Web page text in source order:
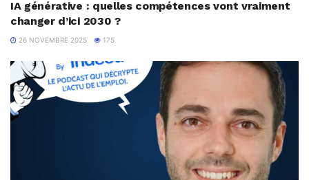
IA générative : quelles compétences vont vraiment
changer d’ici 2030 ?
26 NOVEMBRE 2025 175